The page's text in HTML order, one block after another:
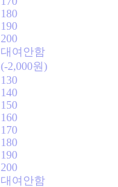
180
190
200
대여안함
(-2,000원)
130
140
150
160
170
180
190
200
대여안함